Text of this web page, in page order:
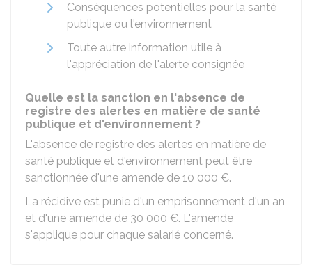
Conséquences potentielles pour la santé
publique ou l'environnement
Toute autre information utile à
l'appréciation de l'alerte consignée
Quelle est la sanction en l'absence de
registre des alertes en matière de santé
publique et d'environnement ?
L'absence de registre des alertes en matière de
santé publique et d'environnement peut être
sanctionnée d'une amende de 10 000 €.
La récidive est punie d'un emprisonnement d'un an
et d'une amende de 30 000 €. L'amende
s'applique pour chaque salarié concerné.